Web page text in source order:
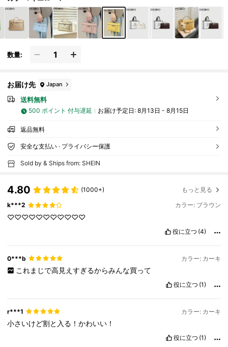
数量:
お届け先 Japan
送料無料
500 ポイント 付与遅延 お届け予定日: 8月13日 - 8月15日
返品無料
安全な支払い · プライバシー保護
Sold by & Ships from: SHEIN
4.80 (1000+) もっと見る
k***2 カラー: ブラウン
♡♡♡♡♡♡♡♡♡♡♡
役に立つ (4)
0***b カラー: カーキ
これまじで高見えすぎるからみんな買って
役に立つ (1)
r***1 カラー: カーキ
小さいけど割と入る！かわいい！
役に立つ (1)